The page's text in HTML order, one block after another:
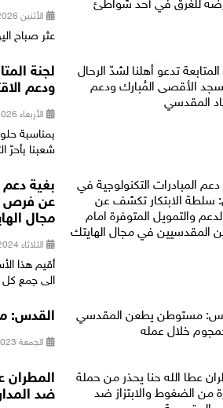
الأثنين 25/05/2026 21:09
عثر صباح
لجنة
ودعم
الأربعاء 18/02/2026 16:37
بمناسبة
شعبنا بأحرّ
بغية
عن فرص
مجال
الثلاثاء 10/12/2024 12:39
الى جمع كل
القدس:
الجمعة 08/09/2023 21:24
المطران
ضد